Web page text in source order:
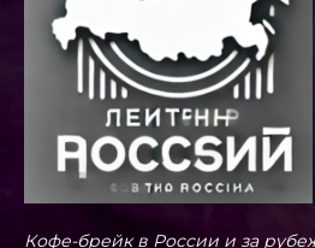
Кофе-брейк в России и за